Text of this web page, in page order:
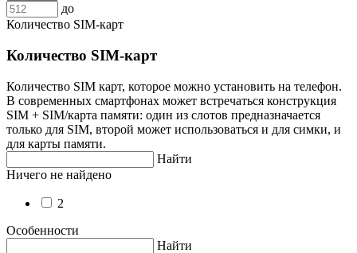
до
Количество SIM-карт
Количество SIM-карт
Количество SIM карт, которое можно установить на телефон.
В современных смартфонах может встречаться конструкция
SIM + SIM/карта памяти: один из слотов предназначается
только для SIM, второй может использоваться и для симки, и
для карты памяти.
Найти
Ничего не найдено
2
Особенности
Найти